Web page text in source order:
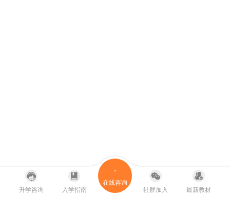
升学咨询 入学指南
在线咨询
社群加入
最新教材